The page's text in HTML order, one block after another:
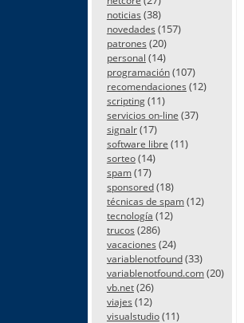
noticias (38)
novedades (157)
patrones (20)
personal (14)
programación(107)
recomendaciones (12)
scripting(11)
servicios on-line (37)
signalr(17)
software libre (11)
sorteo(14)
spam(17)
sponsored(18)
técnicas de spam(12)
tecnología (12)
trucos (286)
vacaciones (24)
variablenotfound(33)
variablenotfound.com(20)
vb.net(26)
viajes (12)
visualstudio(11)